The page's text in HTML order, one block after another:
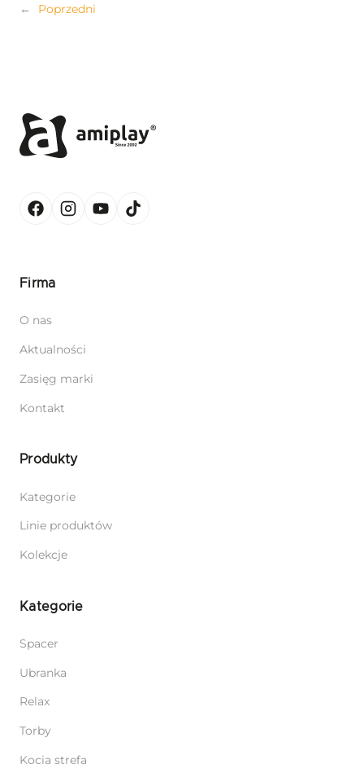
← Poprzedni
Firma
O nas
Aktualności
Zasięg marki
Kontakt
Produkty
Kategorie
Linie produktów
Kolekcje
Kategorie
Spacer
Ubranka
Relax
Torby
Kocia strefa